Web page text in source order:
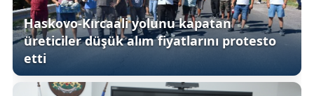
Haskovo-Kırcaali yolunu kapatan
üreticiler düşük alım fiyatlarını protesto
etti